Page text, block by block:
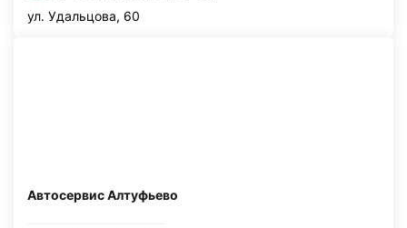
ул. Удальцова, 60
Автосервис Алтуфьево